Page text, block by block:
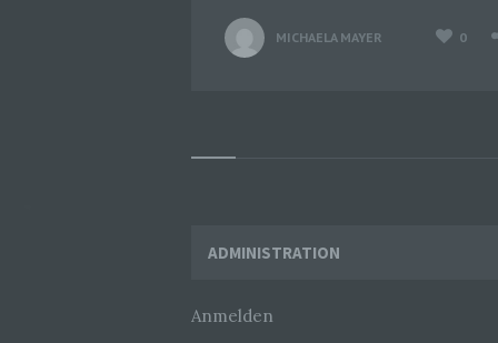
MICHAELA MAYER 0
Widgets
ADMINISTRATION
Anmelden